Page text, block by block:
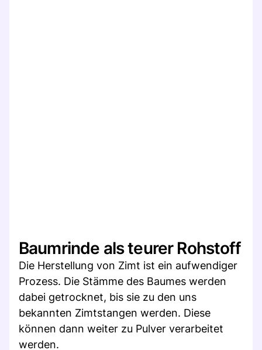
Baumrinde als teurer Rohstoff
Die Herstellung von Zimt ist ein aufwendiger
Prozess. Die Stämme des Baumes werden
dabei getrocknet, bis sie zu den uns
bekannten Zimtstangen werden. Diese
können dann weiter zu Pulver verarbeitet
werden.